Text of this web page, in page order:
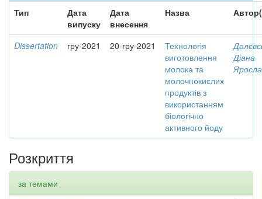
Тип
Дата
випуску
Дата
внесення
Назва
Dissertation гру-2021 20-гру-2021
Технологія
виготовлення
молока та
молочнокислих
продуктів з
використанням
біологічно
активного йоду
Діана
Розкриття
за темами